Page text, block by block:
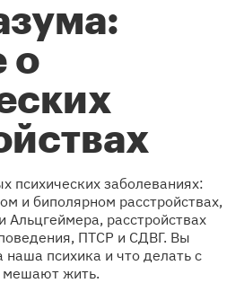
о
психических заболеваниях:
и биполярном расстройствах,
Альцгеймера, расстройствах
ПТСР и СДВГ. Вы
наша психика и что делать с
мешают жить.